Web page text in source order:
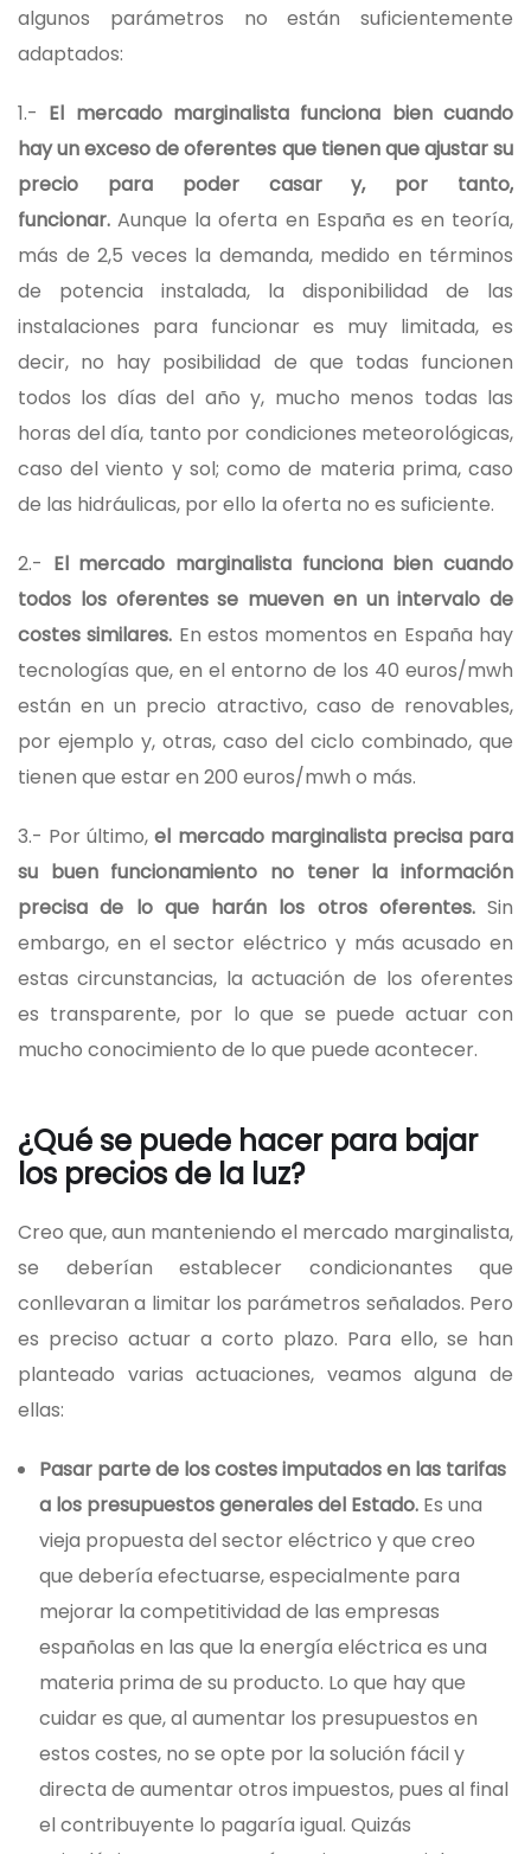
algunos parámetros no están suficientemente
adaptados:
1.- El mercado marginalista funciona bien cuando
hay un exceso de oferentes que tienen que ajustar su
precio para poder casar y, por tanto,
funcionar. Aunque la oferta en España es en teoría,
más de 2,5 veces la demanda, medido en términos
de potencia instalada, la disponibilidad de las
instalaciones para funcionar es muy limitada, es
decir, no hay posibilidad de que todas funcionen
todos los días del año y, mucho menos todas las
horas del día, tanto por condiciones meteorológicas,
caso del viento y sol; como de materia prima, caso
de las hidráulicas, por ello la oferta no es suficiente.
2.- El mercado marginalista funciona bien cuando
todos los oferentes se mueven en un intervalo de
costes similares. En estos momentos en España hay
tecnologías que, en el entorno de los 40 euros/mwh
están en un precio atractivo, caso de renovables,
por ejemplo y, otras, caso del ciclo combinado, que
tienen que estar en 200 euros/mwh o más.
3.- Por último,el mercado marginalista precisa para
su buen funcionamiento no tener la información
precisa de lo que harán los otros oferentes.Sin
embargo, en el sector eléctrico y más acusado en
estas circunstancias, la actuación de los oferentes
es transparente, por lo que se puede actuar con
mucho conocimiento de lo que puede acontecer.
¿Qué se puede hacer para bajar
los precios de la luz?
Creo que, aun manteniendo el mercado marginalista,
se deberían establecer condicionantes que
conllevaran a limitar los parámetros señalados. Pero
es preciso actuar a corto plazo. Para ello, se han
planteado varias actuaciones, veamos alguna de
ellas:
Pasar parte de los costes imputados en las tarifas
a los presupuestos generales del Estado. Es una
vieja propuesta del sector eléctrico y que creo
que debería efectuarse, especialmente para
mejorar la competitividad de las empresas
españolas en las que la energía eléctrica es una
materia prima de su producto. Lo que hay que
cuidar es que, al aumentar los presupuestos en
estos costes, no se opte por la solución fácil y
directa de aumentar otros impuestos, pues al final
el contribuyente lo pagaría igual. Quizás